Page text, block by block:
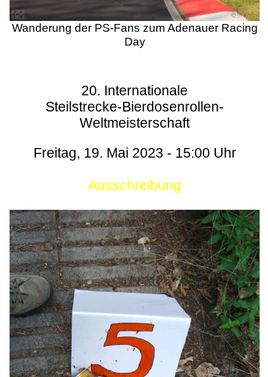
Wanderung der PS-Fans zum Adenauer Racing
Day
20. Internationale
Steilstrecke-Bierdosenrollen-
Weltmeisterschaft
Freitag, 19. Mai 2023 - 15:00 Uhr
Ausschreibung